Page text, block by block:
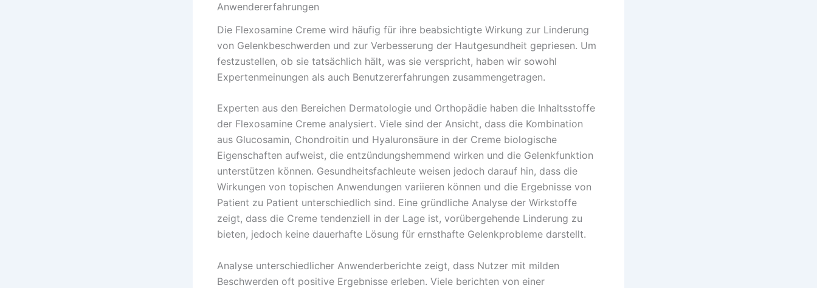
Anwendererfahrungen
Die Flexosamine Creme wird häufig für ihre beabsichtigte Wirkung zur Linderung
von Gelenkbeschwerden und zur Verbesserung der Hautgesundheit gepriesen. Um
festzustellen, ob sie tatsächlich hält, was sie verspricht, haben wir sowohl
Expertenmeinungen als auch Benutzererfahrungen zusammengetragen.
Experten aus den Bereichen Dermatologie und Orthopädie haben die Inhaltsstoffe
der Flexosamine Creme analysiert. Viele sind der Ansicht, dass die Kombination
aus Glucosamin, Chondroitin und Hyaluronsäure in der Creme biologische
Eigenschaften aufweist, die entzündungshemmend wirken und die Gelenkfunktion
unterstützen können. Gesundheitsfachleute weisen jedoch darauf hin, dass die
Wirkungen von topischen Anwendungen variieren können und die Ergebnisse von
Patient zu Patient unterschiedlich sind. Eine gründliche Analyse der Wirkstoffe
zeigt, dass die Creme tendenziell in der Lage ist, vorübergehende Linderung zu
bieten, jedoch keine dauerhafte Lösung für ernsthafte Gelenkprobleme darstellt.
Analyse unterschiedlicher Anwenderberichte zeigt, dass Nutzer mit milden
Beschwerden oft positive Ergebnisse erleben. Viele berichten von einer